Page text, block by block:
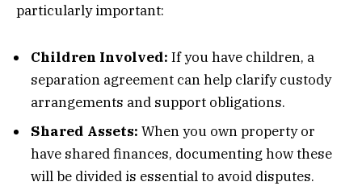
particularly important:
Children Involved: If you have children, a
separation agreement can help clarify custody
arrangements and support obligations.
Shared Assets: When you own property or
have shared finances, documenting how these
will be divided is essential to avoid disputes.